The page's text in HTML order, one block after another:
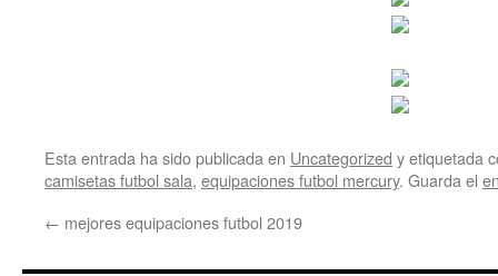
Esta entrada ha sido publicada en Uncategorized y etiquetada
camisetas futbol sala, equipaciones futbol mercury. Guarda el
← mejores equipaciones futbol 2019